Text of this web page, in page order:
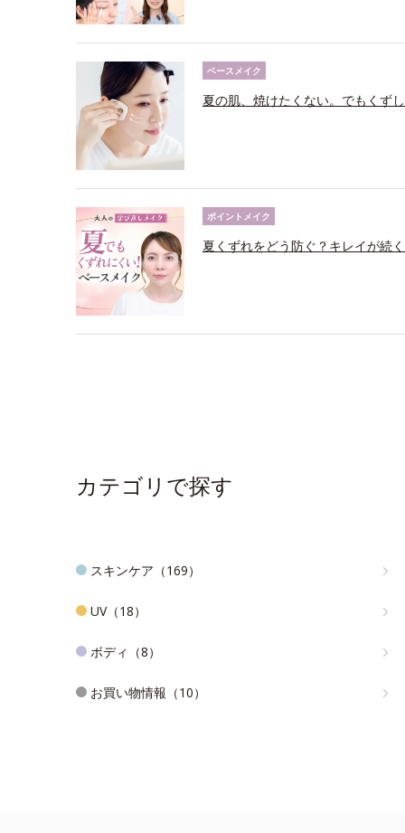
ベースメイク
夏の肌、焼けたくない。でもくず
ポイントメイク
夏くずれをどう防ぐ？キレイが続
カテゴリで探す
スキンケア（169）
UV（18）
ボディ（8）
お買い物情報（10）